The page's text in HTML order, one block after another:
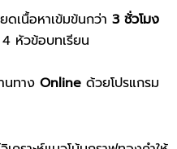
ดเนื้อหาเข้มข้นกว่า 3 ชั่วโมง
หัวข้อบทเรียน
นทาง Online ด้วยโปรแกรม